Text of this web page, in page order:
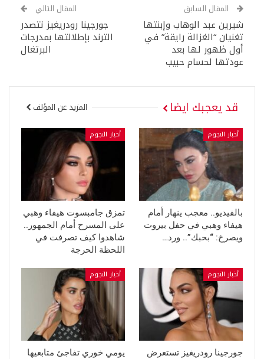
المقال السابق
شيرين عبد الوهاب وإبنتها
تغنيان “الغزالة رايقة” في
أول ظهور لها بعد
عودتها لحسام حبيب
المقال التالي
جورجينا رودريغيز تتصدر
الترند بإطلالتها بمدرجات
البرتغال
قد يعجبك ايضا المزيد عن المؤلف
أخبار النجوم
بالفيديو.. معجب ينهار أمام
هيفاء وهبي في حفل بيروت
ويصرخ: “بحبك”.. ورد…
أخبار النجوم
تمزق جامبسوت هيفاء وهبي
على المسرح أمام الجمهور..
شاهدوا كيف تصرفت في
اللحظة الحرجة
أخبار النجوم
جورجينا رودريغيز تستعرض
أخبار النجوم
يومي خوري تفاجئ متابعيها